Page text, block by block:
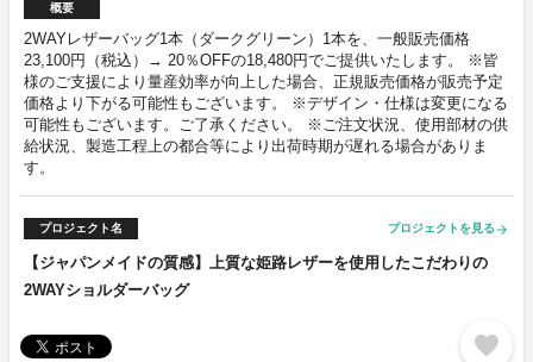
概要
2WAYレザーバッグ1本（ダークグリーン）1本を、一般販売価格
23,100円（税込）→ 20％OFFの18,480円でご提供いたします。 ※皆
様のご支援により量産効率が向上した場合、正規販売価格が販売予定
価格より下がる可能性もございます。 ※デザイン・仕様は変更になる
可能性もございます。ご了承ください。 ※ご注文状況、使用部材の供
給状況、製造工程上の都合等により出荷時期が遅れる場合がありま
す。
プロジェクト名 プロジェクトを見る arrow_forward
【ジャパンメイドの質感】上質な姫路レザーを使用したこだわりの
2WAYショルダーバッグ
favorite